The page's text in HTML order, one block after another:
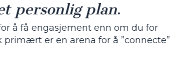
personlig plan.
å få engasjement enn om du for
er en arena for å ”connecte”